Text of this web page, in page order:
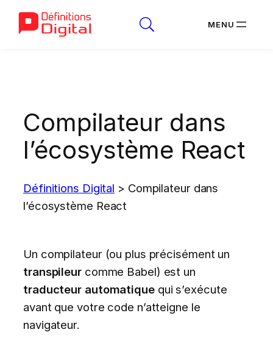
Compilateur dans
l’écosystème React
Définitions Digital > Compilateur dans
l’écosystème React
Un compilateur (ou plus précisément un
transpileurcomme Babel) est un
traducteur automatiquequi s’exécute
avant que votre code n’atteigne le
navigateur.